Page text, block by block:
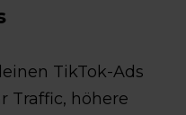
TikTok-Ads
Traffic, höhere